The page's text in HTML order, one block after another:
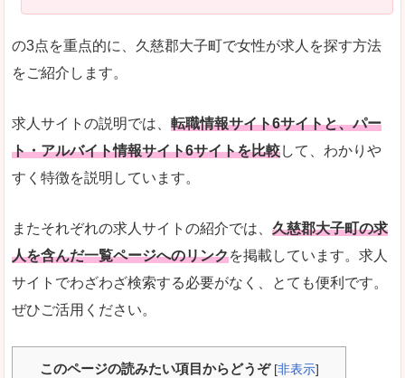
の3点を重点的に、久慈郡大子町で女性が求人を探す方法
をご紹介します。
求人サイトの説明では、 転職情報サイト6サイトと、パー
ト・アルバイト情報サイト6サイトを比較して、わかりや
すく特徴を説明しています。
またそれぞれの求人サイトの紹介では、 久慈郡大子町の求
人を含んだ一覧ページへのリンクを掲載しています。求人
サイトでわざわざ検索する必要がなく、とても便利です。
ぜひご活用ください。
このページの読みたい項目からどうぞ [非表示]